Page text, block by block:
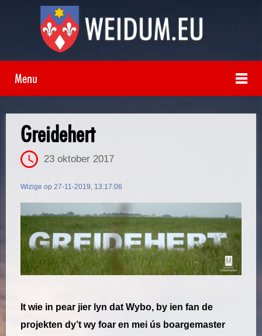
Menu
Greidehert
23 oktober 2017
Wizige op 27-11-2019, 13:17:06
It wie in pear jier lyn dat Wybo, by ien fan de
projekten dy’t wy foar en mei ús boargemaster